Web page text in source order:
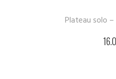
Plateau solo